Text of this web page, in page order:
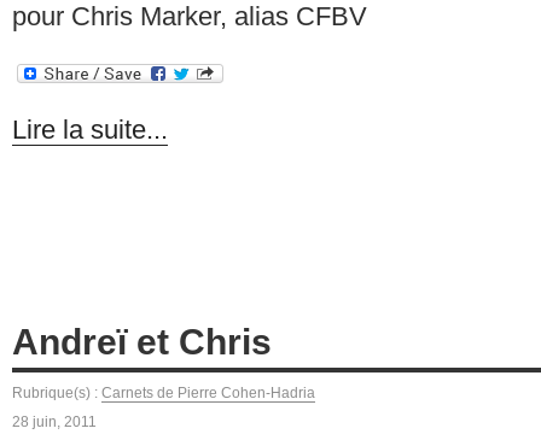
pour Chris Marker, alias CFBV
Lire la suite...
Andreï et Chris
Rubrique(s) : Carnets de Pierre Cohen-Hadria
28 juin, 2011